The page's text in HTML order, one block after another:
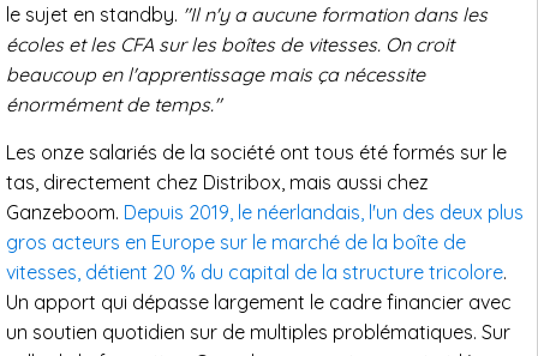
le sujet en standby. "Il n'y a aucune formation dans les
écoles et les CFA sur les boîtes de vitesses. On croit
beaucoup en l'apprentissage mais ça nécessite
énormément de temps."
Les onze salariés de la société ont tous été formés sur le
tas, directement chez Distribox, mais aussi chez
Ganzeboom. Depuis 2019, le néerlandais, l'un des deux plus
gros acteurs en Europe sur le marché de la boîte de
vitesses, détient 20 % du capital de la structure tricolore.
Un apport qui dépasse largement le cadre financier avec
un soutien quotidien sur de multiples problématiques. Sur